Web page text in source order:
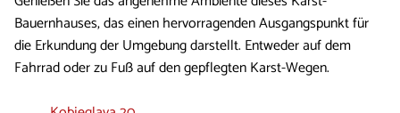
Bauernhauses, das einen hervorragenden Ausgangspunkt für
die Erkundung der Umgebung darstellt. Entweder auf dem
Fahrrad oder zu Fuß auf den gepflegten Karst-Wegen.